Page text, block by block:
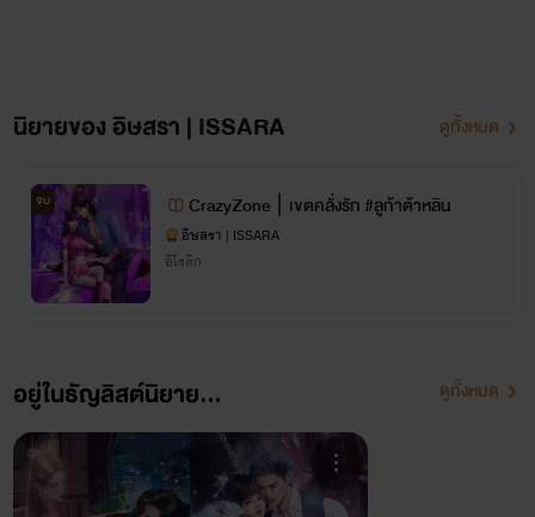
ขออภัยสำหรับคนที่ชื่นชอบ NC แบบจัดหนักจัดเต็ม 💜
ติดตามข่าวหรือพูดคุยกับไรท์ได้ที่
💜 เพจอิษสรา 💜
นิยายของ อิษสรา | ISSARA ดูทั้งหมด
จบ CrazyZone ∣ เขตคลั่งรัก #ลูก้าต้าหลิน
อิษสรา | ISSARA
อีโรติก
อยู่ในธัญลิสต์นิยาย... ดูทั้งหมด